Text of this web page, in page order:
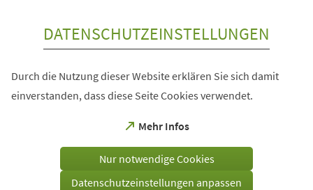
DATENSCHUTZEINSTELLUNGEN
Durch die Nutzung dieser Website erklären Sie sich damit
einverstanden, dass diese Seite Cookies verwendet.
Mehr Infos
(Öffnet
einem
Tab)
Nur notwendige Cookies
Datenschutzeinstellungen anpassen